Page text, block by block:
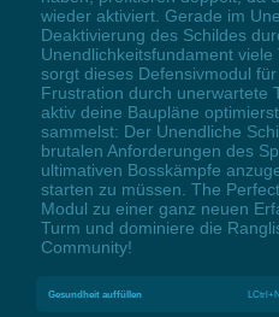
wieder aktiviert. Gerade im
Deaktivierung des Schildes
Unendlichkeitsfundament viele
sorgt dieses Defensivmodul
Frustration durch unerwartete
aktiv deine Baupläne
sammelst: Der Unendliche
brutalen Anforderungen des
ultimativen Bosskämpfe
starten zu müssen. The
Modul zu einer ganz neuen
Turm und dominiere die
Community!
Gesundheit auffüllen